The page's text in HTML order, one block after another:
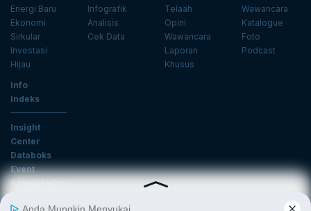
Energi Baru
Ekonomi
Sirkular
Investasi
Hijau
Infografik
Analisis
Cek Data
Telaah
Opini
Wawancara
Laporan
Khusus
Wawancara
Katalogue
Foto
Podcast
Info
Indeks
Insight
Center
Databoks
Event
KatadataOto